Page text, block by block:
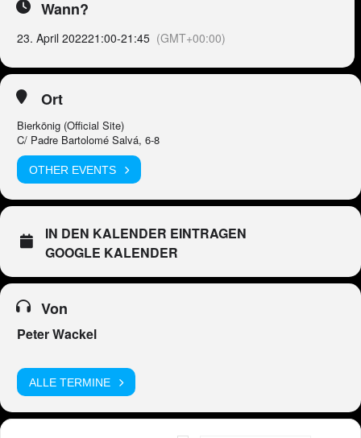
Wann?
23. April 202221:00-21:45 (GMT+00:00)
Ort
Bierkönig (Official Site)
C/ Padre Bartolomé Salvá, 6-8
OTHER EVENTS
IN DEN KALENDER EINTRAGEN
GOOGLE KALENDER
Von
Peter Wackel
ALLE TERMINE